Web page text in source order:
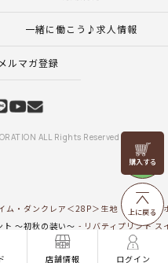
店舗情報 ログイン
リリヤン
フェア
上に戻る
一緒に働こう♪求人情報
ルマガ登録
ALL Rights Reserved
ム・ダンクレア＜28P＞生地 （ホビー
ト ～初秋の装い～
リバティプリント
ティプリント スイム・ダンクレア＜
ーラホビーレオリジナル） リバティ